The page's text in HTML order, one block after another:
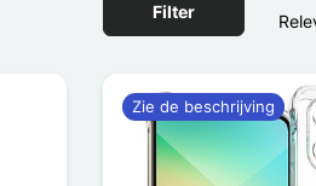
Filter
Zie de beschrijving